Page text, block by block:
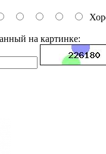
на картинке: